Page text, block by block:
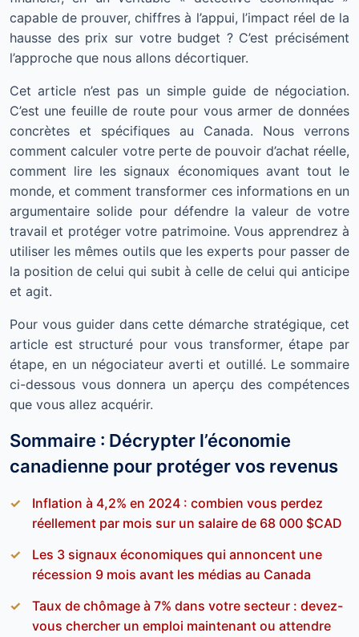
capable de prouver, chiffres à l’appui, l’impact réel de la
hausse des prix sur votre budget ? C’est précisément
l’approche que nous allons décortiquer.
Cet article n’est pas un simple guide de négociation.
C’est une feuille de route pour vous armer de données
concrètes et spécifiques au Canada. Nous verrons
comment calculer votre perte de pouvoir d’achat réelle,
comment lire les signaux économiques avant tout le
monde, et comment transformer ces informations en un
argumentaire solide pour défendre la valeur de votre
travail et protéger votre patrimoine. Vous apprendrez à
utiliser les mêmes outils que les experts pour passer de
la position de celui qui subit à celle de celui qui anticipe
et agit.
Pour vous guider dans cette démarche stratégique, cet
article est structuré pour vous transformer, étape par
étape, en un négociateur averti et outillé. Le sommaire
ci-dessous vous donnera un aperçu des compétences
que vous allez acquérir.
Sommaire : Décrypter l’économie
canadienne pour protéger vos revenus
Inflation à 4,2% en 2024 : combien vous perdez
réellement par mois sur un salaire de 68 000 $CAD
Les 3 signaux économiques qui annoncent une
récession 9 mois avant les médias au Canada
Taux de chômage à 7% dans votre secteur : devez-
vous chercher un emploi maintenant ou attendre